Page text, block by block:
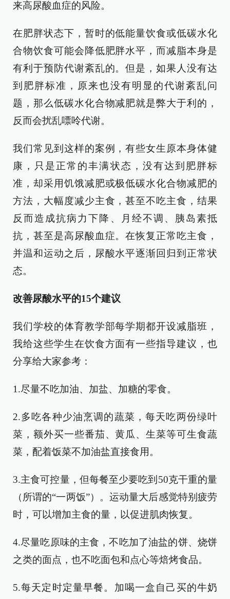
来高尿酸血症的风险。
在肥胖状态下，暂时的低能量饮食或低碳水化
合物饮食可能会降低肥胖水平，而减脂本身是
有利于预防代谢紊乱的。但是，如果人没有达
到肥胖标准，原来也没有明显的代谢紊乱问
题，那么低碳水化合物减肥就是弊大于利的，
反而会扰乱嘌呤代谢。
我们常见到这样的案例，有些女生原本身体健
康，只是正常的丰满状态，没有达到肥胖标
准，却采用饥饿减肥或极低碳水化合物减肥的
方法，大幅度减少主食，甚至不吃主食，结果
反而造成抗病力下降、月经不调、胰岛素抵
抗，甚至是高尿酸血症。在恢复正常吃主食，
并温和运动之后，尿酸水平逐渐回归到正常状
态。
改善尿酸水平的15个建议
我们学校的体育教学部每学期都开设减脂班，
我给这些学生在饮食方面有一些指导建议，也
分享给大家参考：
1.尽量不吃加油、加盐、加糖的零食。
2.多吃各种少油烹调的蔬菜，每天吃两份绿叶
菜，额外买一些番茄、黄瓜、生菜等可生食蔬
菜，配着饭菜不加油盐直接食用。
3.主食可控量，但每餐至少要吃到50克干重的量
（所谓的“一两饭”）。运动量大后感觉特别疲劳
时，可以增加主食的量，以促进肌肉恢复。
4.尽量吃原味的主食，不吃加了油盐的饼、烧饼
之类的面点，也不吃面包和点心等焙烤食品。
5.每天定时定量早餐。加喝一盒自己买的牛奶